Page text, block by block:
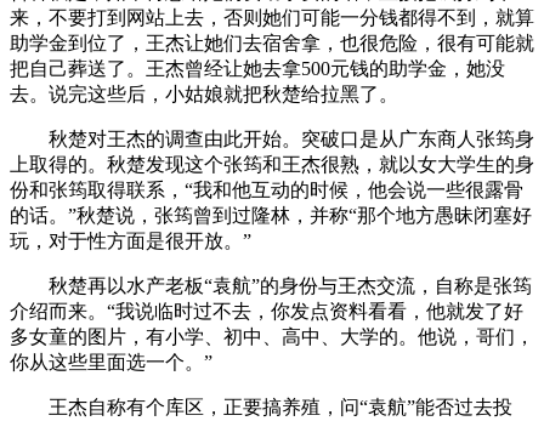
来，不要打到网站上去，否则她们可能一分钱都得不到，就算
助学金到位了，王杰让她们去宿舍拿，也很危险，很有可能就
把自己葬送了。王杰曾经让她去拿500元钱的助学金，她没
去。说完这些后，小姑娘就把秋楚给拉黑了。
秋楚对王杰的调查由此开始。突破口是从广东商人张筠身
上取得的。秋楚发现这个张筠和王杰很熟，就以女大学生的身
份和张筠取得联系，“我和他互动的时候，他会说一些很露骨
的话。”秋楚说，张筠曾到过隆林，并称“那个地方愚昧闭塞好
玩，对于性方面是很开放。”
秋楚再以水产老板“袁航”的身份与王杰交流，自称是张筠
介绍而来。“我说临时过不去，你发点资料看看，他就发了好
多女童的图片，有小学、初中、高中、大学的。他说，哥们，
你从这些里面选一个。”
王杰自称有个库区，正要搞养殖，问“袁航”能否过去投